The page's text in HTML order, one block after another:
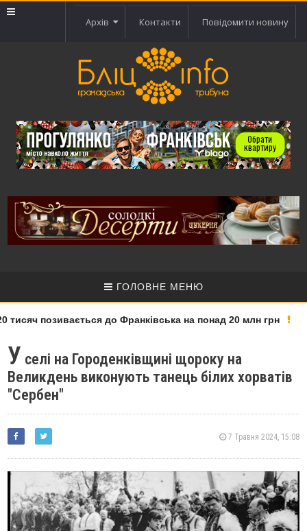
Архів Контакти Повідомити новину
ГОЛОВНЕ МЕНЮ
позивається до Франківська на понад 20 млн грн
У селі на Городенківщині щороку на
Великдень виконують танець білих хорватів
"Сербен"
7 Травня 2024, 15:08